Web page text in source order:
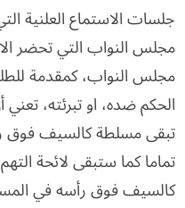
جلسات الاستماع العلنية
مجلس النواب التي تحضر
مجلس النواب، كمقدمة
الحكم ضده، او تبرئته،
تبقى مسلطة كالسيف فوق
تماما كما ستبقى لائحة
كالسيف فوق رأسه في